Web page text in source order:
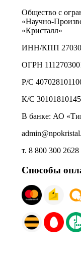
Общество с
«Научно-
«Кристалл»
ИНН/КПП
ОГРН
Р/С
К/С
В банке: АО
т. 8 800 300
Способы